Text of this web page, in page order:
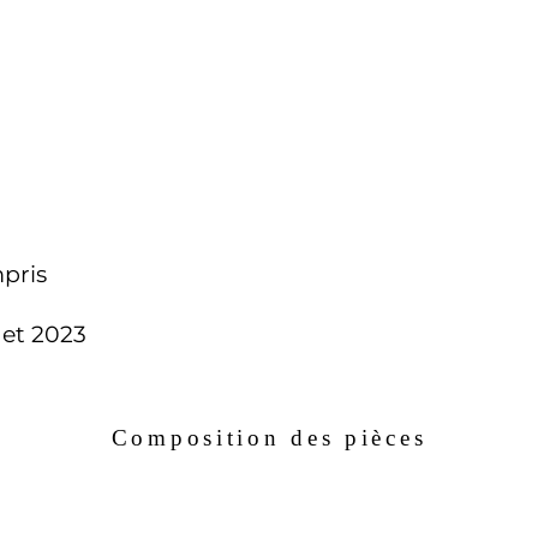
2023
Composition des pièces